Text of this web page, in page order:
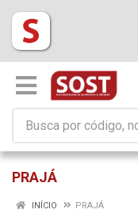
PRAJÁ
INÍCIO PRAJÁ